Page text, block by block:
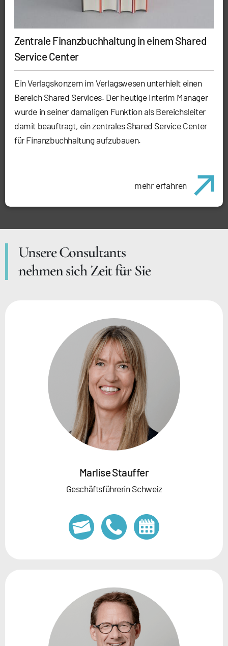
Zentrale Finanzbuchhaltung in einem Shared
Service Center
Ein Verlagskonzern im Verlagswesen unterhielt einen
Bereich Shared Services. Der heutige Interim Manager
wurde in seiner damaligen Funktion als Bereichsleiter
damit beauftragt, ein zentrales Shared Service Center
für Finanzbuchhaltung aufzubauen.
mehr erfahren
Unsere Consultants
nehmen sich Zeit für Sie
Marlise Stauffer
Geschäftsführerin Schweiz